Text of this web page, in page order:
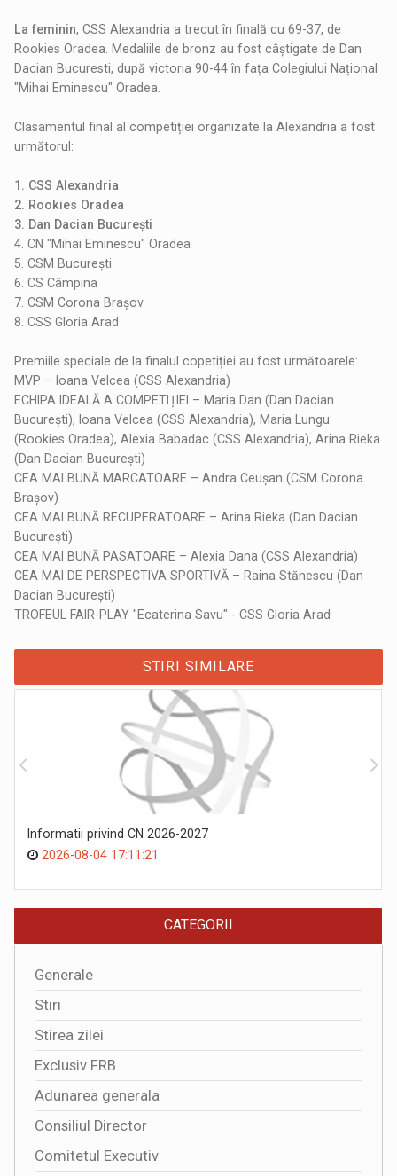
La feminin, CSS Alexandria a trecut în finală cu 69-37, de
Rookies Oradea. Medaliile de bronz au fost câștigate de Dan
Dacian Bucuresti, după victoria 90-44 în fața Colegiului Național
"Mihai Eminescu" Oradea.
Clasamentul final al competiției organizate la Alexandria a fost
următorul:
1. CSS Alexandria
2. Rookies Oradea
3. Dan Dacian București
4. CN "Mihai Eminescu" Oradea
5. CSM București
6. CS Câmpina
7. CSM Corona Brașov
8. CSS Gloria Arad
Premiile speciale de la finalul copetiției au fost următoarele:
MVP – Ioana Velcea (CSS Alexandria)
ECHIPA IDEALĂ A COMPETIȚIEI – Maria Dan (Dan Dacian
București), Ioana Velcea (CSS Alexandria), Maria Lungu
(Rookies Oradea), Alexia Babadac (CSS Alexandria), Arina Rieka
(Dan Dacian București)
CEA MAI BUNĂ MARCATOARE – Andra Ceușan (CSM Corona
Brașov)
CEA MAI BUNĂ RECUPERATOARE – Arina Rieka (Dan Dacian
București)
CEA MAI BUNĂ PASATOARE – Alexia Dana (CSS Alexandria)
CEA MAI DE PERSPECTIVA SPORTIVĂ – Raina Stănescu (Dan
Dacian București)
TROFEUL FAIR-PLAY "Ecaterina Savu" - CSS Gloria Arad
STIRI SIMILARE
Informatii privind CN 2026-2027
2026-08-04 17:11:21
CATEGORII
Generale
Stiri
Stirea zilei
Exclusiv FRB
Adunarea generala
Consiliul Director
Comitetul Executiv